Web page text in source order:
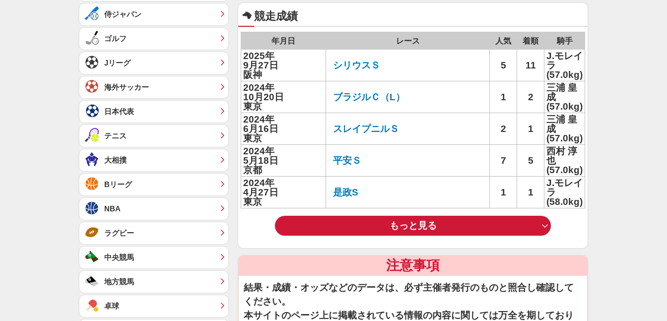
競走成績
年月日 レース 人気 着順 騎手
2025年
9月27日
阪神
シリウスＳ 5 11
J.モレイ
ラ
(57.0kg)
2024年
10月20日
東京
ブラジルＣ（L） 1 2
三浦 皇
成
(57.0kg)
2024年
6月16日
東京
スレイプニルＳ 2 1
三浦 皇
成
(57.0kg)
2024年
5月18日
京都
平安Ｓ 7 5
西村 淳
也
(57.0kg)
2024年
4月27日
東京
是政S 1 1
J.モレイ
ラ
(58.0kg)
もっと見る
注意事項
結果・成績・オッズなどのデータは、必ず主催者発行のものと照合し確認して
ください。
本サイトのページ上に掲載されている情報の内容に関しては万全を期しており
侍ジャパン
ゴルフ
Jリーグ
海外サッカー
日本代表
テニス
大相撲
Bリーグ
NBA
ラグビー
中央競馬
地方競馬
卓球